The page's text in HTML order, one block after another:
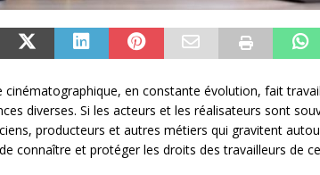
cinématographique, en constante évolution, fait
diverses. Si les acteurs et les réalisateurs sont
producteurs et autres métiers qui gravitent
connaître et protéger les droits des travailleurs de